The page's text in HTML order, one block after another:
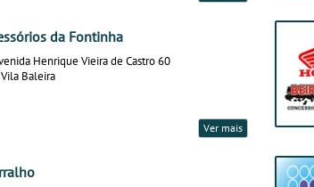
da Fontinha
Henrique Vieira de Castro 60
Baleira
Ver mais